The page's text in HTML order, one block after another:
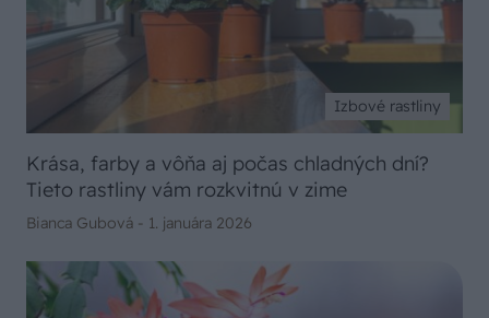
Izbové rastliny
Krása, farby a vôňa aj počas chladných dní?
Tieto rastliny vám rozkvitnú v zime
Bianca Gubová - 1. januára 2026